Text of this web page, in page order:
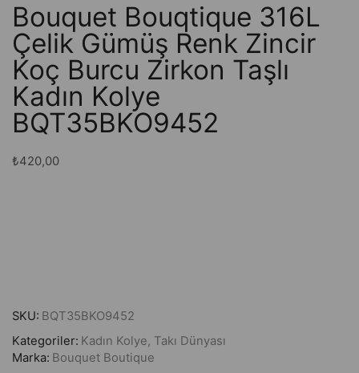
Bouquet Bouqtique 316L
Çelik Gümüş Renk Zincir
Koç Burcu Zirkon Taşlı
Kadın Kolye
BQT35BKO9452
₺420,00
SKU: BQT35BKO9452
Kategoriler: Kadın Kolye, Takı Dünyası
Marka: Bouquet Boutique